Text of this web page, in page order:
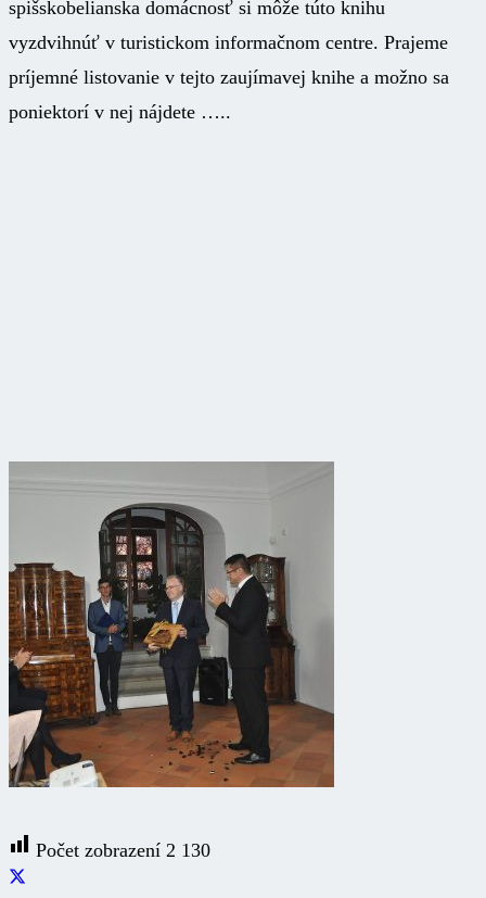
spišskobelianska domácnosť si môže túto knihu
vyzdvihnúť v turistickom informačnom centre. Prajeme
príjemné listovanie v tejto zaujímavej knihe a možno sa
poniektorí v nej nájdete …..
Počet zobrazení 2 130